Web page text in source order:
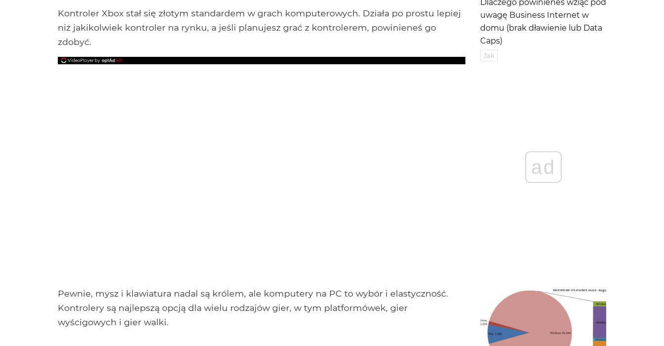
Kontroler Xbox stał się złotym standardem w grach komputerowych. Działa po prostu lepiej
niż jakikolwiek kontroler na rynku, a jeśli planujesz grać z kontrolerem, powinieneś go
zdobyć.
Pewnie, mysz i klawiatura nadal są królem, ale komputery na PC to wybór i elastyczność.
Kontrolery są najlepszą opcją dla wielu rodzajów gier, w tym platformówek, gier
wyścigowych i gier walki.
Dlaczego powinieneś wziąć pod
uwagę Business Internet w
domu (brak dławienie lub Data
Caps)
Jak
ad